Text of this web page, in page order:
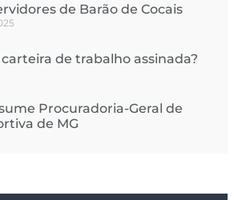
de Barão de Cocais
de trabalho assinada?
Procuradoria-Geral de
de MG